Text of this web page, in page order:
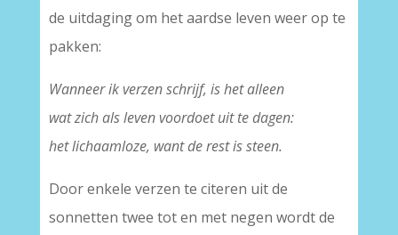
de uitdaging om het aardse leven weer op te
pakken:
Wanneer ik verzen schrijf, is het alleen
wat zich als leven voordoet uit te dagen:
het lichaamloze, want de rest is steen.
Door enkele verzen te citeren uit de
sonnetten twee tot en met negen wordt de